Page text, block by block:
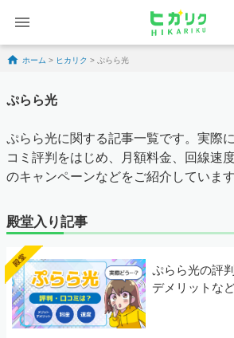
Skip to content
ホーム > ヒカリク > ぷらら光
ぷらら光
ぷらら光に関する記事一覧です。実際
コミ評判をはじめ、月額料金、回線速
のキャンペーンなどをご紹介しています
殿堂入り記事
ぷらら光の評
デメリットな